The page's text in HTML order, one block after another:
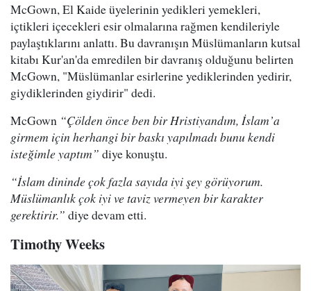
McGown, El Kaide üyelerinin yedikleri yemekleri,
içtikleri içecekleri esir olmalarına rağmen kendileriyle
paylaştıklarını anlattı. Bu davranışın Müslümanların kutsal
kitabı Kur'an'da emredilen bir davranış olduğunu belirten
McGown, "Müslümanlar esirlerine yediklerinden yedirir,
giydiklerinden giydirir" dedi.
McGown “Çölden önce ben bir Hristiyandım, İslam’a
girmem için herhangi bir baskı yapılmadı bunu kendi
isteğimle yaptım” diye konuştu.
“İslam dininde çok fazla sayıda iyi şey görüyorum.
Müslümanlık çok iyi ve taviz vermeyen bir karakter
gerektirir.” diye devam etti.
Timothy Weeks